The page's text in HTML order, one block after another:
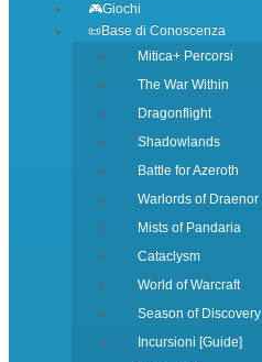
🎮Giochi
📜Base di Conoscenza
Mitica+ Percorsi
The War Within
Dragonflight
Shadowlands
Battle for Azeroth
Warlords of Draenor
Mists of Pandaria
Cataclysm
World of Warcraft
Season of Discovery
Incursioni [Guide]